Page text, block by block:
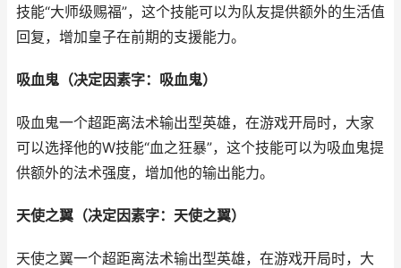
技能“大师级赐福”，这个技能可以为队友提供额外的生活值
回复，增加皇子在前期的支援能力。
吸血鬼（决定因素字：吸血鬼）
吸血鬼一个超距离法术输出型英雄，在游戏开局时，大家
可以选择他的W技能“血之狂暴”，这个技能可以为吸血鬼提
供额外的法术强度，增加他的输出能力。
天使之翼（决定因素字：天使之翼）
天使之翼一个超距离法术输出型英雄，在游戏开局时，大